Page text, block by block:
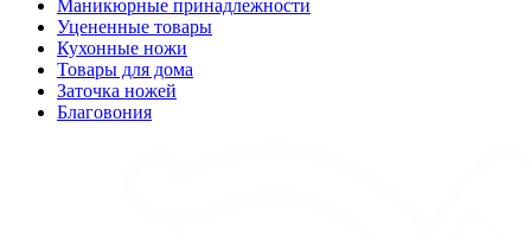
Маникюрные принадлежности
Уцененные товары
Кухонные ножи
Товары для дома
Заточка ножей
Благовония